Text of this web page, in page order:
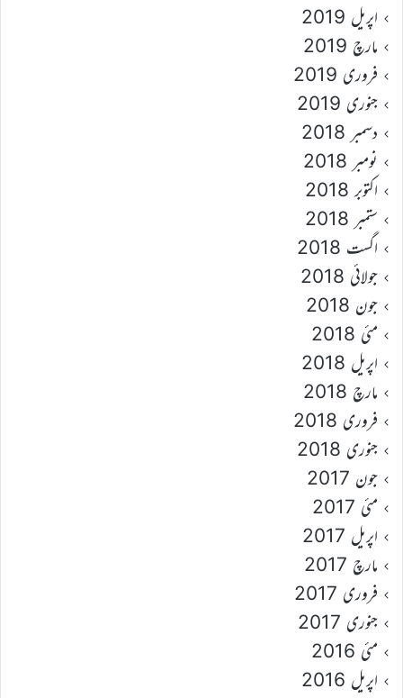
اپریل 2019
مارچ 2019
فروری 2019
جنوری 2019
دسمبر 2018
نومبر 2018
اکتوبر 2018
ستمبر 2018
اگست 2018
جولائی 2018
جون 2018
مئی 2018
اپریل 2018
مارچ 2018
فروری 2018
جنوری 2018
جون 2017
مئی 2017
اپریل 2017
مارچ 2017
فروری 2017
جنوری 2017
مئی 2016
اپریل 2016